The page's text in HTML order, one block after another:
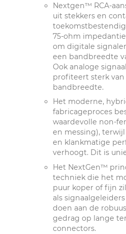
Nextgen™ RCA-
​​uit stekkers en
75-ohm
om digitale
een bandbreedte
Ook analoge
profiteert sterk
bandbreedte.
Het moderne,
fabricageproces
waardevolle non-
en messing),
en klankmatige
verhoogt. Dit is
Het NextGen™
techniek die het
puur koper of fijn
als
doen aan de
gedrag op lange
connectors.